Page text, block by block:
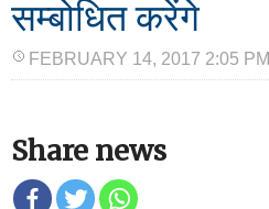
सम्बोधित करेंगे
FEBRUARY 14, 2017 2:05 PM
Share news